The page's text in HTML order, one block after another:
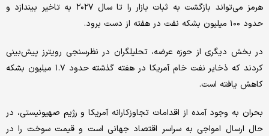
هرمز می‌تواند بازگشت به ثبات بازار را تا سال ۲۰۲۷ به تاخیر بیندازد و
حدود ۱۰۰ میلیون بشکه نفت در هفته از دست برود.
در بخش دیگری از حوزه عرضه، تحلیلگران در نظرسنجی رویترز پیش‌بینی
کردند که ذخایر نفت خام آمریکا در هفته گذشته حدود ۱.۷ میلیون بشکه
کاهش یافته است.
بحران به وجود آمده از اقدامات تجاوزکارانه آمریکا و رژیم صهیونیستی، در
حال ارسال امواجی به سراسر اقتصاد جهانی است و قیمت سوخت را در